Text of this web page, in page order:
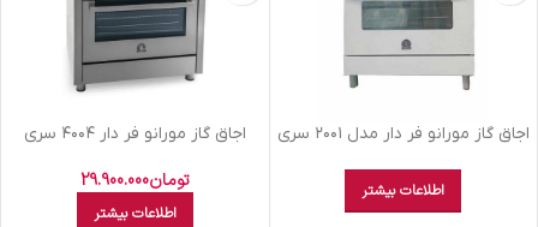
اجاق گاز مورانو فر دار مدل ۲۰۰۱ سری
اطلاعات بیشتر
اجاق گاز مورانو فر دار ۴۰۰۴ سری
تومان29.900.000
اطلاعات بیشتر